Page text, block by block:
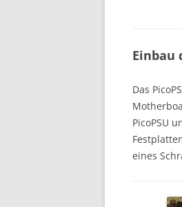
Einbau
Das
PicoPSU
eines